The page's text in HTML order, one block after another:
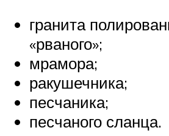
гранита
«рваного»;
мрамора;
ракушечника;
песчаника;
песчаного сланца.